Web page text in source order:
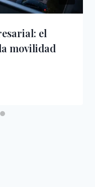
el
movilidad